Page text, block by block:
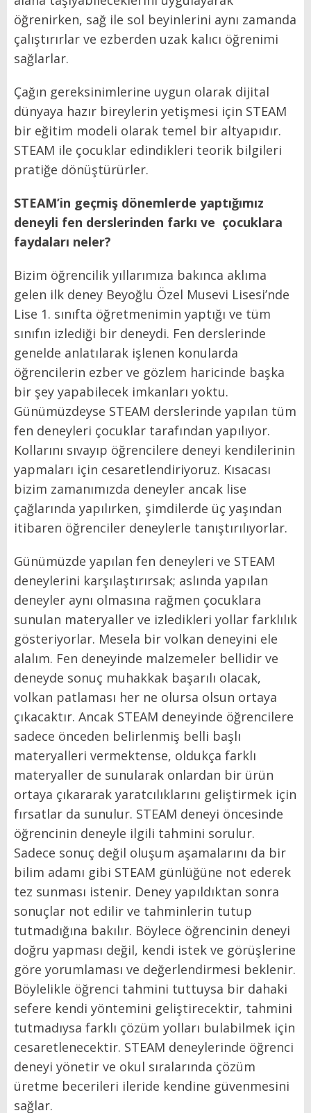
öğrenirken, sağ ile sol beyinlerini aynı zamanda
çalıştırırlar ve ezberden uzak kalıcı öğrenimi
sağlarlar.
Çağın gereksinimlerine uygun olarak dijital
dünyaya hazır bireylerin yetişmesi için STEAM
bir eğitim modeli olarak temel bir altyapıdır.
STEAM ile çocuklar edindikleri teorik bilgileri
pratiğe dönüştürürler.
STEAM’in geçmiş dönemlerde yaptığımız
deneyli fen derslerinden farkı ve çocuklara
faydaları neler?
Bizim öğrencilik yıllarımıza bakınca aklıma
gelen ilk deney Beyoğlu Özel Musevi Lisesi’nde
Lise 1. sınıfta öğretmenimin yaptığı ve tüm
sınıfın izlediği bir deneydi. Fen derslerinde
genelde anlatılarak işlenen konularda
öğrencilerin ezber ve gözlem haricinde başka
bir şey yapabilecek imkanları yoktu.
Günümüzdeyse STEAM derslerinde yapılan tüm
fen deneyleri çocuklar tarafından yapılıyor.
Kollarını sıvayıp öğrencilere deneyi kendilerinin
yapmaları için cesaretlendiriyoruz. Kısacası
bizim zamanımızda deneyler ancak lise
çağlarında yapılırken, şimdilerde üç yaşından
itibaren öğrenciler deneylerle tanıştırılıyorlar.
Günümüzde yapılan fen deneyleri ve STEAM
deneylerini karşılaştırırsak; aslında yapılan
deneyler aynı olmasına rağmen çocuklara
sunulan materyaller ve izledikleri yollar farklılık
gösteriyorlar. Mesela bir volkan deneyini ele
alalım. Fen deneyinde malzemeler bellidir ve
deneyde sonuç muhakkak başarılı olacak,
volkan patlaması her ne olursa olsun ortaya
çıkacaktır. Ancak STEAM deneyinde öğrencilere
sadece önceden belirlenmiş belli başlı
materyalleri vermektense, oldukça farklı
materyaller de sunularak onlardan bir ürün
ortaya çıkararak yaratcılıklarını geliştirmek için
fırsatlar da sunulur. STEAM deneyi öncesinde
öğrencinin deneyle ilgili tahmini sorulur.
Sadece sonuç değil oluşum aşamalarını da bir
bilim adamı gibi STEAM günlüğüne not ederek
tez sunması istenir. Deney yapıldıktan sonra
sonuçlar not edilir ve tahminlerin tutup
tutmadığına bakılır. Böylece öğrencinin deneyi
doğru yapması değil, kendi istek ve görüşlerine
göre yorumlaması ve değerlendirmesi beklenir.
Böylelikle öğrenci tahmini tuttuysa bir dahaki
sefere kendi yöntemini geliştirecektir, tahmini
tutmadıysa farklı çözüm yolları bulabilmek için
cesaretlenecektir. STEAM deneylerinde öğrenci
deneyi yönetir ve okul sıralarında çözüm
üretme becerileri ileride kendine güvenmesini
sağlar.